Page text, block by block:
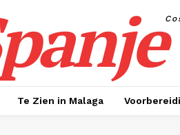
Te Zien in Malaga